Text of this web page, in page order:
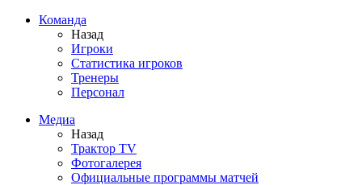
Команда
Назад
Игроки
Статистика игроков
Тренеры
Персонал
Медиа
Назад
Трактор TV
Фотогалерея
Официальные программы матчей